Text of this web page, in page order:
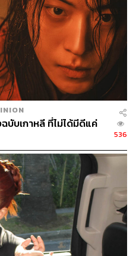
ามหลากหลายทางอารมณ์
วนช่วยให้การเดินทางของ
น ไลออส อัศวินหนุ่มที่
ร์ซิล เอลฟ์สาวรันทดที่ขยัน
วเธอก็กลัวว่าตัวเองจะเป็น
กตัวเล็กที่มีความเป็นผู้ใหญ่
งอาหาร ซึ่งทั้งหมดทั้งมวลนี้
ร์ตี้ พวกเขาก็ยิ่งสร้างสีสันให้
บับเกาหลี ที่ไม่ได้มีดีแค่
536